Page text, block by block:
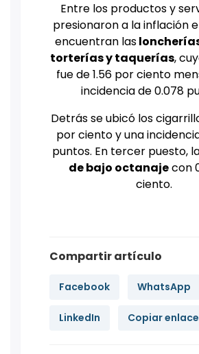
Entre los productos y
presionaron a la inflación
encuentran las
torterías y taquerías,
fue de 1.56 por ciento
incidencia de 0.078
Detrás se ubicó los
por ciento y una
puntos. En tercer puesto,
de bajo octanajecon
ciento.
Compartir artículo
Facebook WhatsApp
LinkedIn Copiar enlace